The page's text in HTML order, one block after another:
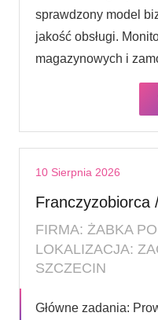
sprawdzony model
jakość obsługi.
magazynowych i
10 Sierpnia 2026
Franczyzobiorca
FIRMA: ŻABKA
LOKALIZACJA:
SZCZECIN
Główne zadania: